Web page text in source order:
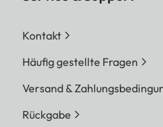
Kontakt
Häufig gestellte Fragen
Versand &
Rückgabe